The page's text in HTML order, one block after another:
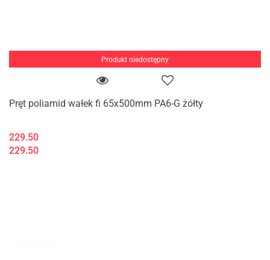
Produkt niedostępny
Pręt poliamid wałek fi 65x500mm PA6-G żółty
229.50
229.50